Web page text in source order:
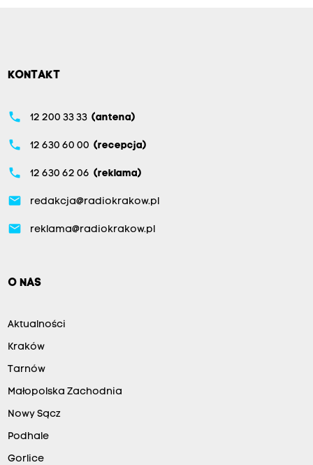
KONTAKT
phone 12 200 33 33 (antena)
phone 12 630 60 00 (recepcja)
phone 12 630 62 06 (reklama)
email redakcja@radiokrakow.pl
email reklama@radiokrakow.pl
O NAS
Aktualności
Kraków
Tarnów
Małopolska Zachodnia
Nowy Sącz
Podhale
Gorlice